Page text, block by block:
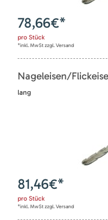
78,66€*
pro Stück
*inkl. MwSt zzgl. Versand
Nageleisen/
lang
81,46€*
pro Stück
*inkl. MwSt zzgl. Versand